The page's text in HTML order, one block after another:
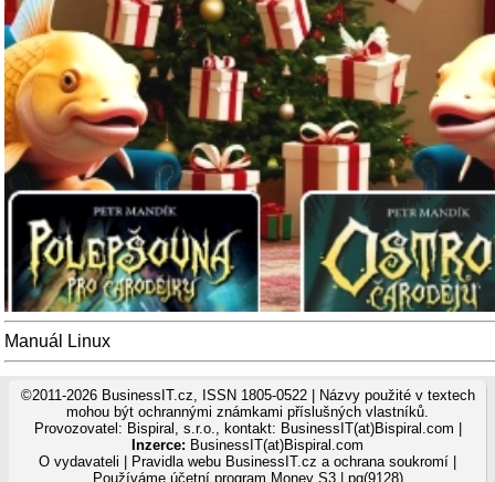
Manuál Linux
©2011-2026 BusinessIT.cz, ISSN 1805-0522 | Názvy použité v textech
mohou být ochrannými známkami příslušných vlastníků.
Provozovatel: Bispiral, s.r.o., kontakt: BusinessIT(at)Bispiral.com |
Inzerce: BusinessIT(at)Bispiral.com
O vydavateli
Pravidla webu BusinessIT.cz a ochrana soukromí
Používáme účetní program Money S3| pg(9128)